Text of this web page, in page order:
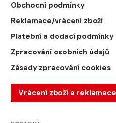
Obchodní podmínky
Reklamace/vrácení zboží
Platební a dodací podmínky
Zpracování osobních údajů
Zásady zpracování cookies
Vrácení zboží a reklamace